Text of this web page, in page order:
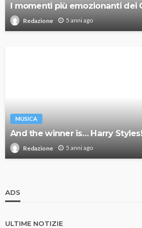
I momenti più emozionanti dei
Redazione 5 anni ago
MUSICA
And the winner is… Harry Styles!
Redazione 5 anni ago
ADS
ULTIME NOTIZIE